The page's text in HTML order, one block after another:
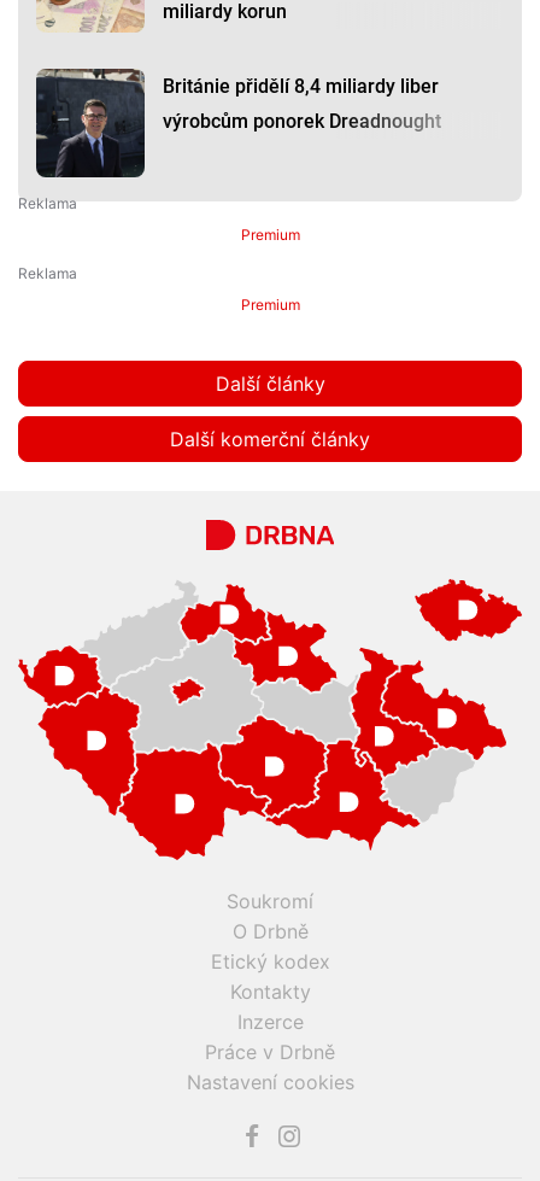
miliardy korun
Británie přidělí 8,4 miliardy liber
výrobcům ponorek Dreadnought
Premium
Premium
Další články
Další komerční články
Soukromí
O Drbně
Etický kodex
Kontakty
Inzerce
Práce v Drbně
Nastavení cookies